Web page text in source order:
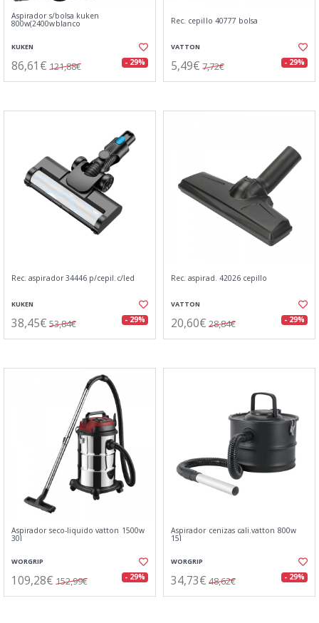
Aspirador s/bolsa kuken
800w(2400wblanco
KUKEN
86,61€ 121,88€ - 29%
Rec. cepillo 40777 bolsa
VATTON
5,49€ 7,72€ - 29%
Rec. aspirador 34446 p/cepil.c/led
KUKEN
38,45€ 53,84€ - 29%
Rec. aspirad. 42026 cepillo
VATTON
20,60€ 28,84€ - 29%
Aspirador seco-liquido vatton 1500w
30l
WORGRIP
109,28€ 152,99€ - 29%
Aspirador cenizas cali.vatton 800w
15l
WORGRIP
34,73€ 48,62€ - 29%